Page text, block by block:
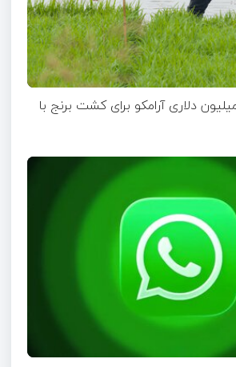
۹.۵ میلیون دلاری آرامکو برای کشت برنج با